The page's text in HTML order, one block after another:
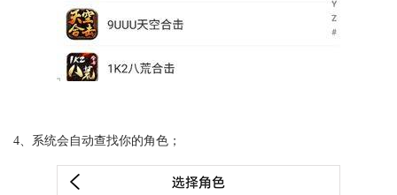
4、系统会自动查找你的角色；